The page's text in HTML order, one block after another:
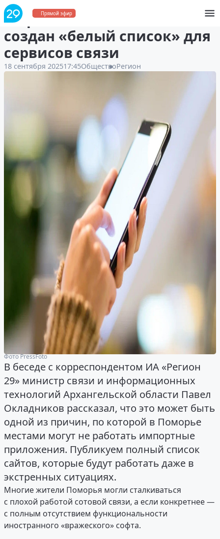
Прямой эфир
В Архангельской области
создан «белый список» для
сервисов связи
18 сентября 202517:45ОбществоРегион
Фото PressFoto
В беседе с корреспондентом ИА «Регион
29» министр связи и информационных
технологий Архангельской области Павел
Окладников рассказал, что это может быть
одной из причин, по которой в Поморье
местами могут не работать импортные
приложения. Публикуем полный список
сайтов, которые будут работать даже в
экстренных ситуациях.
Многие жители Поморья могли сталкиваться
с плохой работой сотовой связи, а если конкретнее —
с полным отсутствием функциональности
иностранного «вражеского» софта.